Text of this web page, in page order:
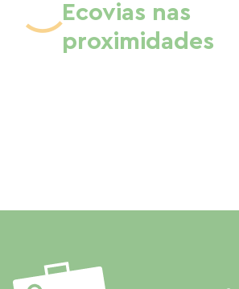
Ecovias nas
proximidades